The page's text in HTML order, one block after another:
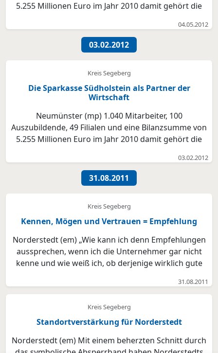
5.255 Millionen Euro im Jahr 2010 damit gehört die
Schleswig-Holstein. Jeder Kunde ob Privatkunde mit
kleinem Einkommen oder großem Vermögen, ob
kleiner Unter...
04.05.2012
03.02.2012
Kreis Segeberg
Die Sparkasse Südholstein als Partner der
Wirtschaft
Neumünster (mp) 1.040 Mitarbeiter, 100
Auszubildende, 49 Filialen und eine Bilanzsumme von
5.255 Millionen Euro im Jahr 2010 damit gehört die
Schleswig-Holstein. Jeder Kunde ob Privatkunde mit
kleinem Einkommen oder großem Vermögen, ob
kleiner Unter...
03.02.2012
31.08.2011
Kreis Segeberg
Kennen, Mögen und Vertrauen = Empfehlung
Norderstedt (em) „Wie kann ich denn Empfehlungen
aussprechen, wenn ich die Unternehmer gar nicht
kenne und wie weiß ich, ob derjenige wirklich gute
Regionaldirektorin immer wieder. Ihre Antwort:
Unterneh...
31.08.2011
Kreis Segeberg
Standortverstärkung für Norderstedt
Norderstedt (em) Mit einem beherzten Schnitt durch